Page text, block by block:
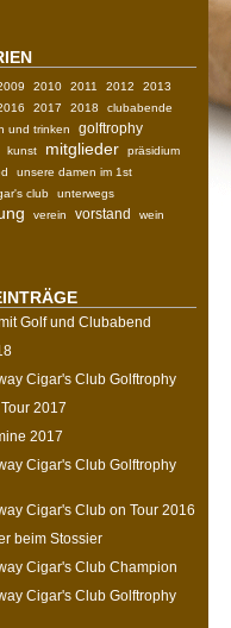
2010 2011 2012
2013
2017 2018
clubabende
und trinken golftrophy
kunst mitglieder
präsidium
unsere damen im 1st
club
unterwegs
verein vorstand wein
Golf und Clubabend
Cigar's Club Golftrophy
2017
2017
Cigar's Club Golftrophy
Cigar's Club on Tour 2016
beim Stossier
Cigar's Club Champion
Cigar's Club Golftrophy